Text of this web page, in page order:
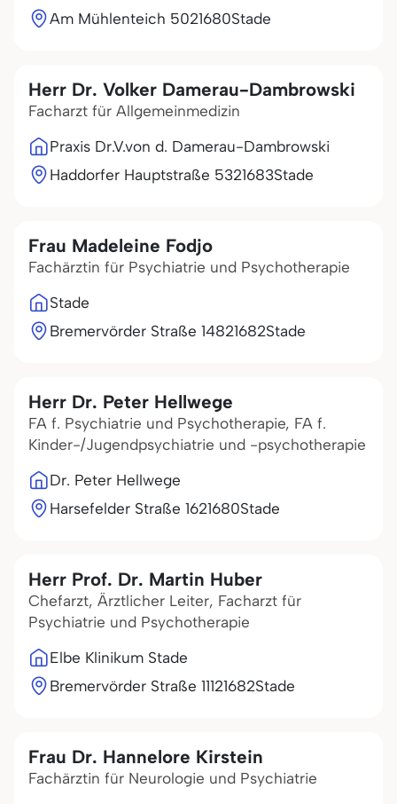
Am Mühlenteich 5021680Stade
Herr Dr. Volker Damerau-Dambrowski
Facharzt für Allgemeinmedizin
Praxis Dr.V.von d. Damerau-Dambrowski
Haddorfer Hauptstraße 5321683Stade
Frau Madeleine Fodjo
Fachärztin für Psychiatrie und Psychotherapie
Stade
Bremervörder Straße 14821682Stade
Herr Dr. Peter Hellwege
FA f. Psychiatrie und Psychotherapie, FA f.
Kinder-/Jugendpsychiatrie und -psychotherapie
Dr. Peter Hellwege
Harsefelder Straße 1621680Stade
Herr Prof. Dr. Martin Huber
Chefarzt, Ärztlicher Leiter, Facharzt für
Psychiatrie und Psychotherapie
Elbe Klinikum Stade
Bremervörder Straße 11121682Stade
Frau Dr. Hannelore Kirstein
Fachärztin für Neurologie und Psychiatrie